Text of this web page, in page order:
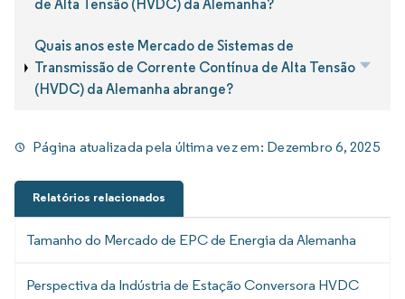
de Alta Tensão (HVDC) da Alemanha?
Quais anos este Mercado de Sistemas de
Transmissão de Corrente Contínua de Alta Tensão
(HVDC) da Alemanha abrange?
Página atualizada pela última vez em: Dezembro 6, 2025
Relatórios relacionados
Tamanho do Mercado de EPC de Energia da Alemanha
Perspectiva da Indústria de Estação Conversora HVDC